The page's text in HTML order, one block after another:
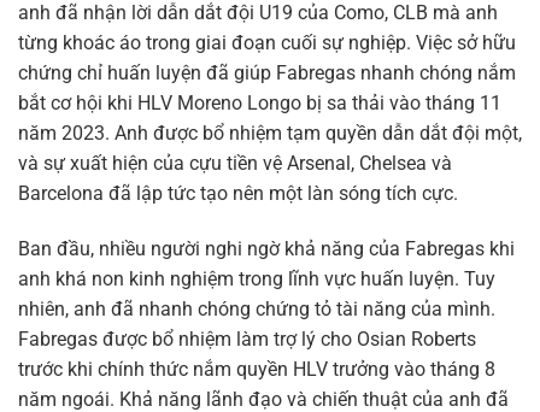
anh đã nhận lời dẫn dắt đội U19 của Como, CLB mà anh
từng khoác áo trong giai đoạn cuối sự nghiệp. Việc sở hữu
chứng chỉ huấn luyện đã giúp Fabregas nhanh chóng nắm
bắt cơ hội khi HLV Moreno Longo bị sa thải vào tháng 11
năm 2023. Anh được bổ nhiệm tạm quyền dẫn dắt đội một,
và sự xuất hiện của cựu tiền vệ Arsenal, Chelsea và
Barcelona đã lập tức tạo nên một làn sóng tích cực.
Ban đầu, nhiều người nghi ngờ khả năng của Fabregas khi
anh khá non kinh nghiệm trong lĩnh vực huấn luyện. Tuy
nhiên, anh đã nhanh chóng chứng tỏ tài năng của mình.
Fabregas được bổ nhiệm làm trợ lý cho Osian Roberts
trước khi chính thức nắm quyền HLV trưởng vào tháng 8
năm ngoái. Khả năng lãnh đạo và chiến thuật của anh đã